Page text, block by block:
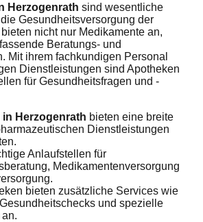
Herzogenrath sind wesentliche
Gesundheitsversorgung der
nicht nur Medikamente an,
Beratungs- und
Mit ihrem fachkundigen Personal
Dienstleistungen sind Apotheken
für Gesundheitsfragen und -
Herzogenrath bieten eine breite
Dienstleistungen
Anlaufstellen für
Medikamentenversorgung
bieten zusätzliche Services wie
und spezielle